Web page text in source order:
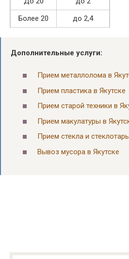
Более 20
до 2,4
Дополнительные услуги:
Прием металлолома в
Прием пластика в Якутске
Прием старой техники в
Прием макулатуры в
Прием стекла и
Вывоз мусора в Якутске